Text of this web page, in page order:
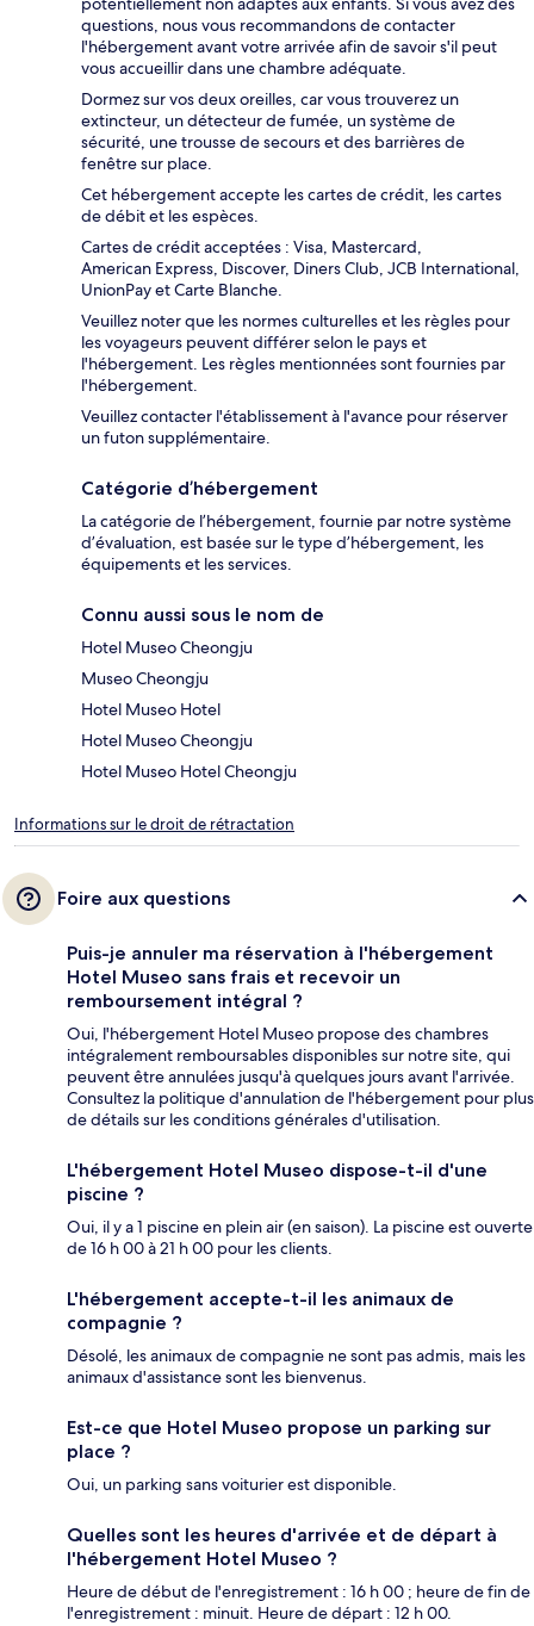
questions, nous vous recommandons de contacter
l'hébergement avant votre arrivée afin de savoir s'il peut
vous accueillir dans une chambre adéquate.
Dormez sur vos deux oreilles, car vous trouverez un
extincteur, un détecteur de fumée, un système de
sécurité, une trousse de secours et des barrières de
fenêtre sur place.
Cet hébergement accepte les cartes de crédit, les cartes
de débit et les espèces.
Cartes de crédit acceptées : Visa, Mastercard,
American Express, Discover, Diners Club, JCB International,
UnionPay et Carte Blanche.
Veuillez noter que les normes culturelles et les règles pour
les voyageurs peuvent différer selon le pays et
l'hébergement. Les règles mentionnées sont fournies par
l'hébergement.
Veuillez contacter l'établissement à l'avance pour réserver
un futon supplémentaire.
Catégorie d’hébergement
La catégorie de l’hébergement, fournie par notre système
d’évaluation, est basée sur le type d’hébergement, les
équipements et les services.
Connu aussi sous le nom de
Hotel Museo Cheongju
Museo Cheongju
Hotel Museo Hotel
Hotel Museo Cheongju
Hotel Museo Hotel Cheongju
Informations sur le droit de rétractation
Foire aux questions
Puis-je annuler ma réservation à l'hébergement
Hotel Museo sans frais et recevoir un
remboursement intégral ?
Oui, l'hébergement Hotel Museo propose des chambres
intégralement remboursables disponibles sur notre site, qui
peuvent être annulées jusqu'à quelques jours avant l'arrivée.
Consultez la politique d'annulation de l'hébergement pour plus
de détails sur les conditions générales d'utilisation.
L'hébergement Hotel Museo dispose-t-il d'une
piscine ?
Oui, il y a 1 piscine en plein air (en saison). La piscine est ouverte
de 16 h 00 à 21 h 00 pour les clients.
L'hébergement accepte-t-il les animaux de
compagnie ?
Désolé, les animaux de compagnie ne sont pas admis, mais les
animaux d'assistance sont les bienvenus.
Est-ce que Hotel Museo propose un parking sur
place ?
Oui, un parking sans voiturier est disponible.
Quelles sont les heures d'arrivée et de départ à
l'hébergement Hotel Museo ?
Heure de début de l'enregistrement : 16 h 00 ; heure de fin de
l'enregistrement : minuit. Heure de départ : 12 h 00.